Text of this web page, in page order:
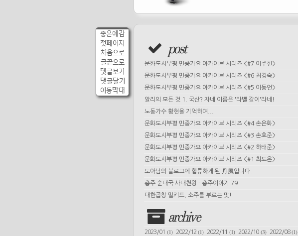
좋은예감
첫페이지
처음으로
글끝으로
댓글보기
댓글달기
이동막대
post
문화도시부평 민중가요 아카이브 시리즈 <#7 이주헌>
문화도시부평 민중가요 아카이브 시리즈 <#6 최경숙>
문화도시부평 민중가요 아카이브 시리즈 <#5 이동언>
알리의 모든 것 1. 국산? 자네 이름은 '라벨 갈이'라네!
노동가수 황현을 기억하며...
문화도시부평 민중가요 아카이브 시리즈 <#4 손은화>
문화도시부평 민중가요 아카이브 시리즈 <#3 손호준>
문화도시부평 민중가요 아카이브 시리즈 <#2 하태준>
문화도시부평 민중가요 아카이브 시리즈 <#1 최도은>
도아님의 블로그에 합류하게 된 丹風입니다.
충주 순대국 사대천왕 - 충주이야기 79
대한곱창 밀키트, 소주를 부르는 맛!
archive
2023/01 (1) 2022/12(1) 2022/11(1) 2022/10 (3) 2022/08(1)